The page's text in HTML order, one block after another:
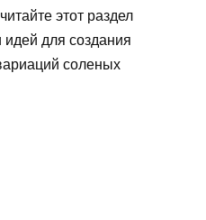
этот раздел
идей для создания
соленых